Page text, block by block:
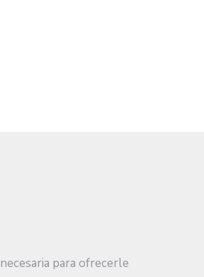
para ofrecerle